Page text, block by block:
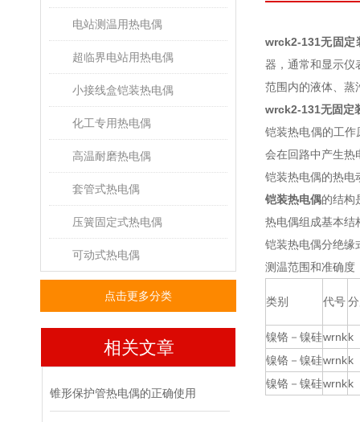
电站测温用热电偶
超临界电站用热电偶
小接线盒铠装热电偶
化工专用热电偶
高温耐磨热电偶
套管式热电偶
压簧固定式热电偶
可动式热电偶
点击更多分类
相关文章
锥形保护管热电偶的正确使用
wrck2-131无固定
器，通常和显示
范围内的液体、蒸
wrck2-131无固定
铠装热电偶的工
会在回路中产生热
铠装热电偶的热电
铠装热电偶的结构
热电偶组成基本结
铠装热电偶分绝缘
测温范围和准确度
类别 代号
镍铬－镍硅wrnkk
镍铬－镍硅wrnkk
镍铬－镍硅wrnkk